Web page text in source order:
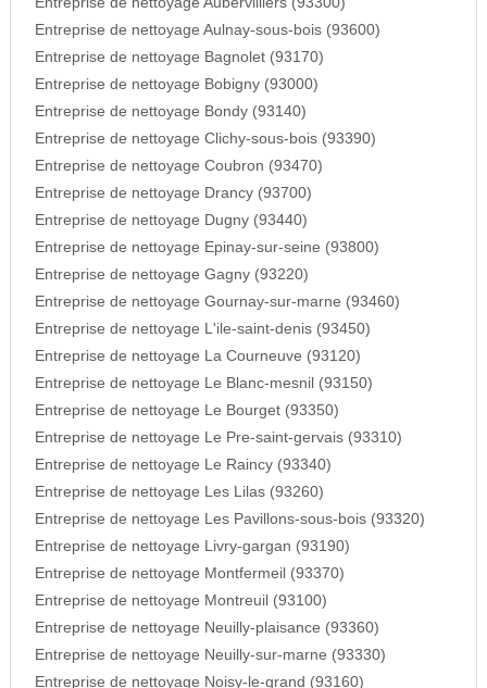
Entreprise de nettoyage Aulnay-sous-bois (93600)
Entreprise de nettoyage Bagnolet (93170)
Entreprise de nettoyage Bobigny (93000)
Entreprise de nettoyage Bondy (93140)
Entreprise de nettoyage Clichy-sous-bois (93390)
Entreprise de nettoyage Coubron (93470)
Entreprise de nettoyage Drancy (93700)
Entreprise de nettoyage Dugny (93440)
Entreprise de nettoyage Epinay-sur-seine (93800)
Entreprise de nettoyage Gagny (93220)
Entreprise de nettoyage Gournay-sur-marne (93460)
Entreprise de nettoyage L'ile-saint-denis (93450)
Entreprise de nettoyage La Courneuve (93120)
Entreprise de nettoyage Le Blanc-mesnil (93150)
Entreprise de nettoyage Le Bourget (93350)
Entreprise de nettoyage Le Pre-saint-gervais (93310)
Entreprise de nettoyage Le Raincy (93340)
Entreprise de nettoyage Les Lilas (93260)
Entreprise de nettoyage Les Pavillons-sous-bois (93320)
Entreprise de nettoyage Livry-gargan (93190)
Entreprise de nettoyage Montfermeil (93370)
Entreprise de nettoyage Montreuil (93100)
Entreprise de nettoyage Neuilly-plaisance (93360)
Entreprise de nettoyage Neuilly-sur-marne (93330)
Entreprise de nettoyage Noisy-le-grand (93160)